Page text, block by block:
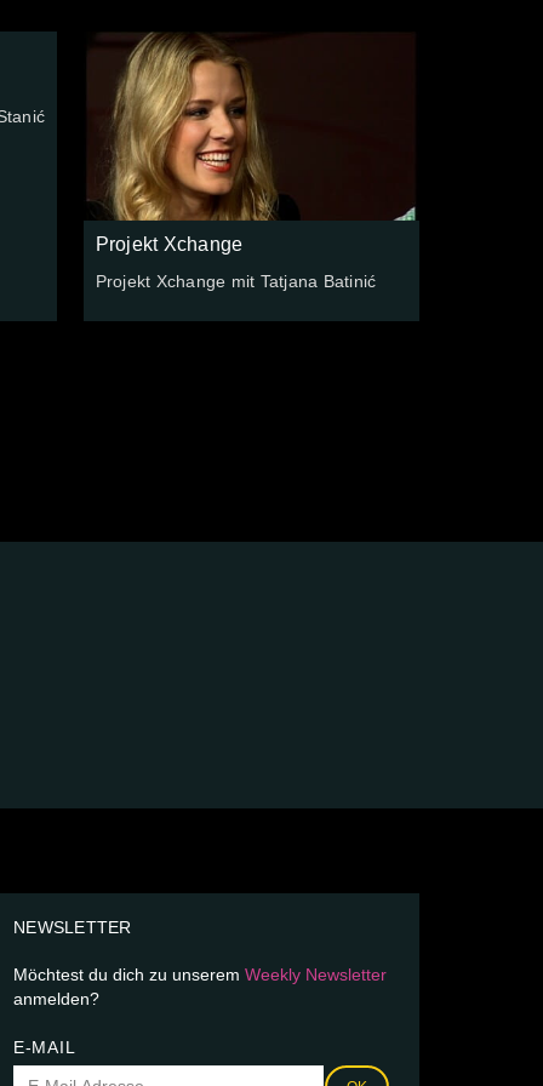
Projekt Xchange
Projekt Xchange mit Tatjana Batinić
NEWSLETTER
Möchtest du dich zu unserem Weekly Newsletter
anmelden?
E-MAIL